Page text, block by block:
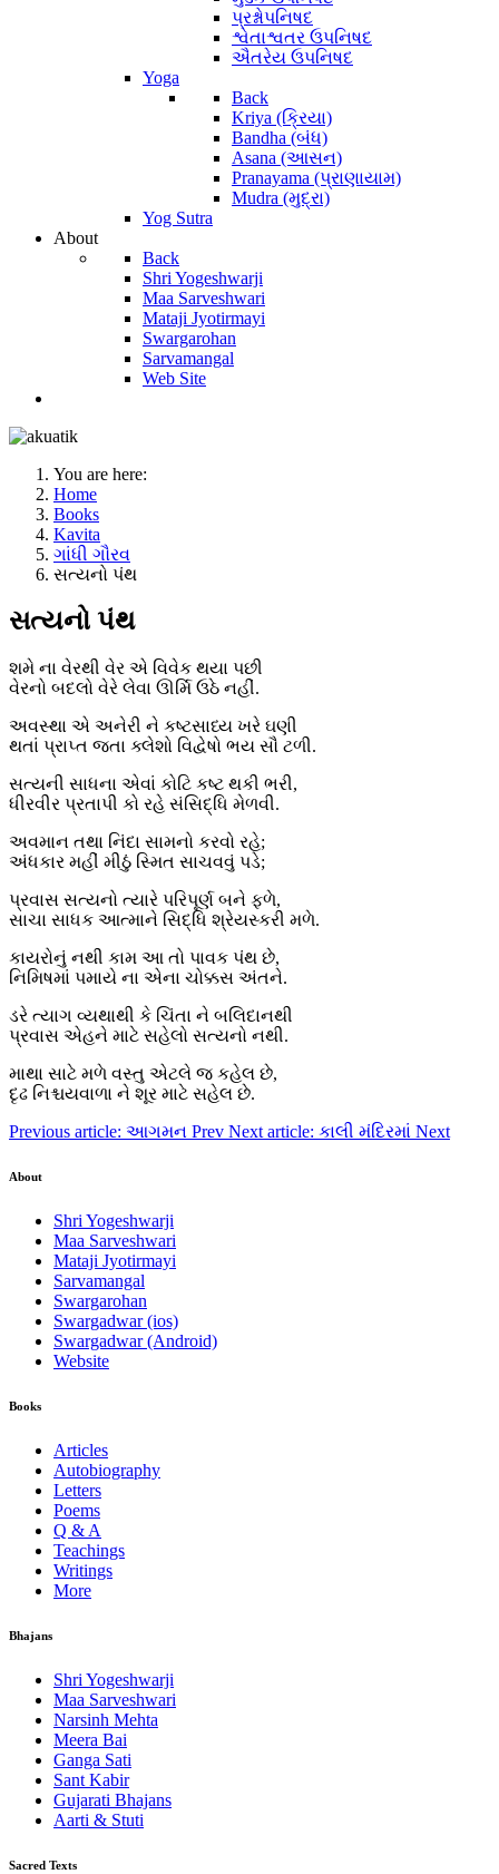
પ્રશ્નોપનિષદ
શ્વેતાશ્વતર ઉપનિષદ
ઐતરેય ઉપનિષદ
Yoga
Back
Kriya (ક્રિયા)
Bandha (બંધ)
Asana (આસન)
Pranayama (પ્રાણાયામ)
Mudra (મુદ્રા)
Yog Sutra
About
Back
Shri Yogeshwarji
Maa Sarveshwari
Mataji Jyotirmayi
Swargarohan
Sarvamangal
Web Site
You are here:
Home
Books
Kavita
ગાંધી ગૌરવ
સત્યનો પંથ
સત્યનો પંથ
શમે ના વેરથી વેર એ વિવેક થયા પછી
વેરનો બદલો વેરે લેવા ઊર્મિ ઉઠે નહીં.
અવસ્થા એ અનેરી ને કષ્ટસાધ્ય ખરે ઘણી
થતાં પ્રાપ્ત જતા ક્લેશો વિદ્વેષો ભય સૌ ટળી.
સત્યની સાધના એવાં કોટિ કષ્ટ થકી ભરી,
ધીરવીર પ્રતાપી કો રહે સંસિદ્ધિ મેળવી.
અવમાન તથા નિંદા સામનો કરવો રહે;
અંધકાર મહીં મીઠું સ્મિત સાચવવું પડે;
પ્રવાસ સત્યનો ત્યારે પરિપૂર્ણ બને ફળે,
સાચા સાધક આત્માને સિદ્ધિ શ્રેયસ્કરી મળે.
કાયરોનું નથી કામ આ તો પાવક પંથ છે,
નિમિષમાં પમાયે ના એના ચોક્કસ અંતને.
ડરે ત્યાગ વ્યથાથી કે ચિંતા ને બલિદાનથી
પ્રવાસ એહને માટે સહેલો સત્યનો નથી.
માથા સાટે મળે વસ્તુ એટલે જ કહેલ છે,
દૃઢ નિશ્ચયવાળા ને શૂર માટે સહેલ છે.
Previous article: આગમન Prev Next article: કાલી મંદિરમાં Next
About
Shri Yogeshwarji
Maa Sarveshwari
Mataji Jyotirmayi
Sarvamangal
Swargarohan
Swargadwar (ios)
Swargadwar (Android)
Website
Books
Articles
Autobiography
Letters
Poems
Q & A
Teachings
Writings
More
Bhajans
Shri Yogeshwarji
Maa Sarveshwari
Narsinh Mehta
Meera Bai
Ganga Sati
Sant Kabir
Gujarati Bhajans
Aarti & Stuti
Sacred Texts